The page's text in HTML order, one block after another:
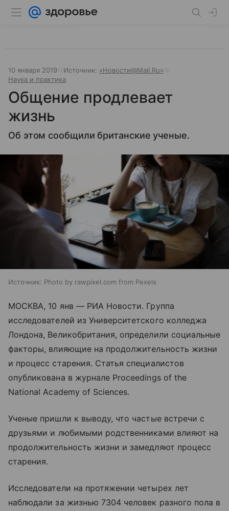
10 января 2019 Источник: «Новости@Mail.Ru»
Наука и практика
Общение продлевает
жизнь
Об этом сообщили британские ученые.
Источник: Photo by rawpixel.com from Pexels
МОСКВА, 10 янв — РИА Новости. Группа
исследователей из Университетского колледжа
Лондона, Великобритания, определили социальные
факторы, влияющие на продолжительность жизни
и процесс старения. Статья специалистов
опубликована в журнале Proceedings of the
National Academy of Sciences.
Ученые пришли к выводу, что частые встречи с
друзьями и любимыми родственниками влияют на
продолжительность жизни и замедляют процесс
старения.
Исследователи на протяжении четырех лет
наблюдали за жизнью 7304 человек разного пола в